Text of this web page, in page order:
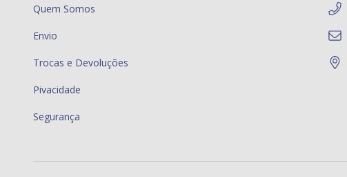
Quem Somos
Envio
Trocas e Devoluções
Pivacidade
Segurança